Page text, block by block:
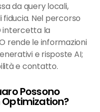
da query locali,
Nel percorso
intercetta la
rende le informazioni
e risposte AI;
e contatto.
Possono
Optimization?